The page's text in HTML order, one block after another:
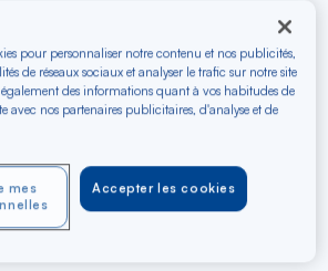
masse, cette île offre des plages
intacte et une authenticité rare.
vous ouvre les portes de ce
nature sauvage à
pour personnaliser notre contenu et nos publicités,
de réseaux sociaux et analyser le trafic sur notre site
des informations quant à vos habitudes de
avec nos partenaires publicitaires, d'analyse et de
Accepter les cookies
mes